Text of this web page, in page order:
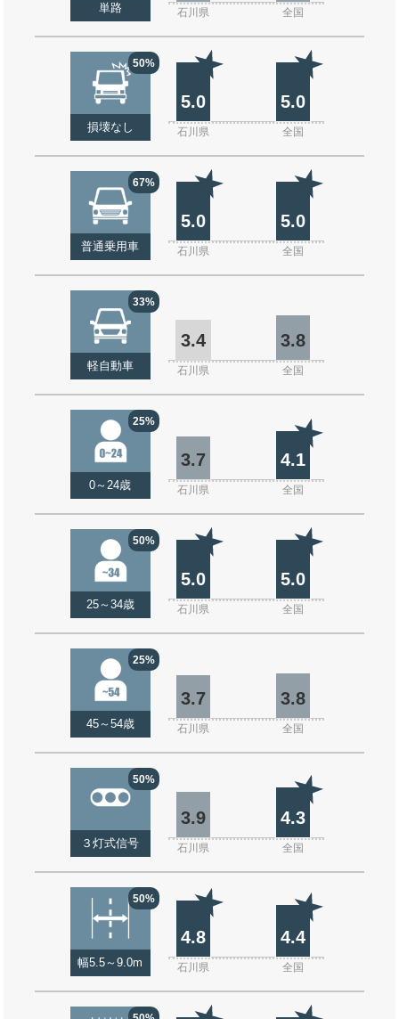
単路 石川県 全国
50%
損壊なし
5.0 5.0
石川県 全国
67%
普通乗用車
5.0 5.0
石川県 全国
33%
軽自動車
3.4 3.8
石川県 全国
25%
0～24歳
3.7 4.1
石川県 全国
50%
25～34歳
5.0 5.0
石川県 全国
25%
45～54歳
3.7 3.8
石川県 全国
50%
３灯式信号
3.9 4.3
石川県 全国
50%
幅5.5～9.0m
4.8 4.4
石川県 全国